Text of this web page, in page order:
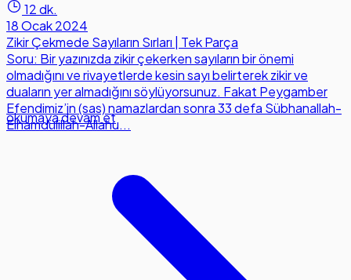
12 dk.
18 Ocak 2024
Zikir Çekmede Sayıların Sırları | Tek Parça
Soru: Bir yazınızda zikir çekerken sayıların bir önemi
olmadığını ve rivayetlerde kesin sayı belirterek zikir ve
duaların yer almadığını söylüyorsunuz. Fakat Peygamber
Efendimiz’in (sas) namazlardan sonra 33 defa Sübhanallah-
Elhamdülillah-Allahu...
okumaya devam et